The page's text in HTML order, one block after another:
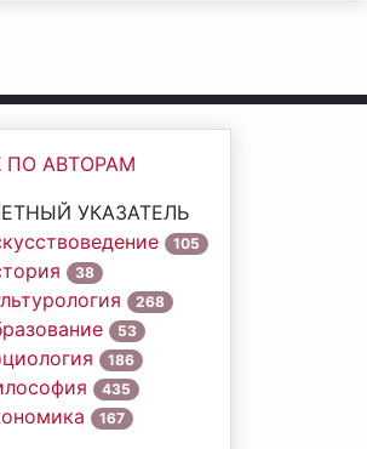
ПО АВТОРАМ
УКАЗАТЕЛЬ
105
38
268
53
186
435
167